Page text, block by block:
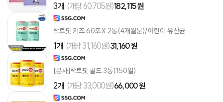
3개 (개당 60,705원)182,115 원
락토핏 키즈 60포X 2통(4개월분)/어린이 유산균
1개 (개당 31,160원)31,160 원
[본사]락토핏 골드 3통(150일)
2개 (개당 33,000원)66,000 원